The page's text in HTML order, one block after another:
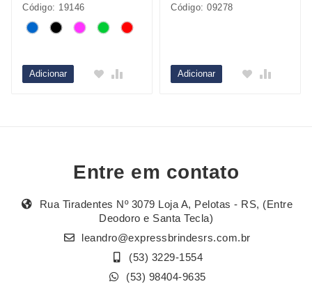
Código: 19146
Adicionar
Código: 09278
Adicionar
Entre em contato
Rua Tiradentes Nº 3079 Loja A, Pelotas - RS, (Entre
Deodoro e Santa Tecla)
leandro@expressbrindesrs.com.br
(53) 3229-1554
(53) 98404-9635